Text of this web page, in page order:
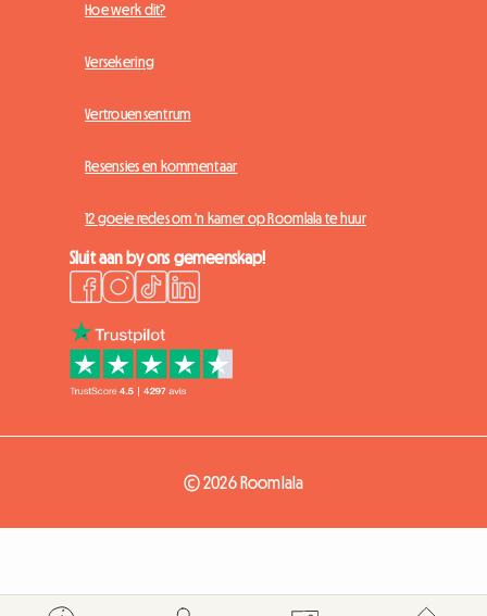
Hoe werk dit?
Versekering
Vertrouensentrum
Resensies en kommentaar
12 goeie redes om 'n kamer op Roomlala te huur
Sluit aan by ons gemeenskap!
© 2026 Roomlala